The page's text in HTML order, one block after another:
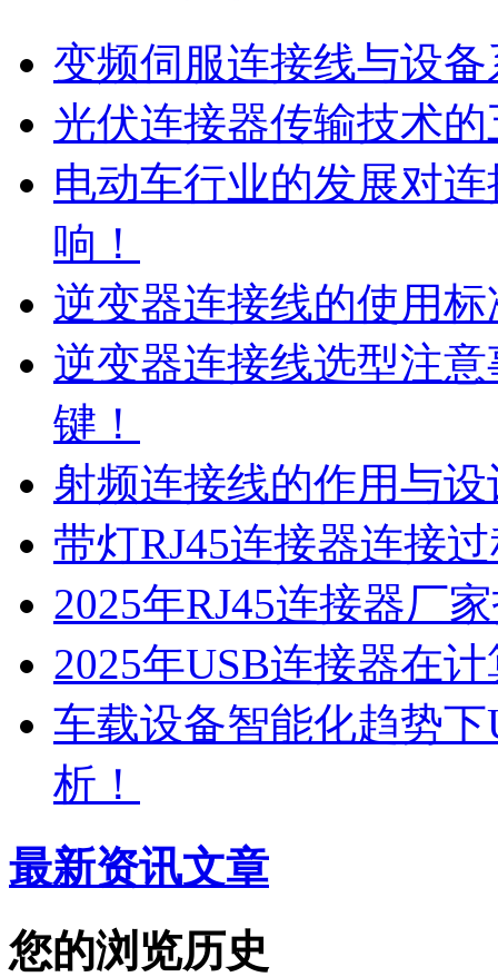
变频伺服连接线与设
光伏连接器传输技术
电动车行业的发展对
响！
逆变器连接线的使用
逆变器连接线选型注
键！
射频连接线的作用与
带灯RJ45连接器连接
2025年RJ45连接器厂
2025年USB连接器在
车载设备智能化趋势
析！
最新资讯文章
您的浏览历史